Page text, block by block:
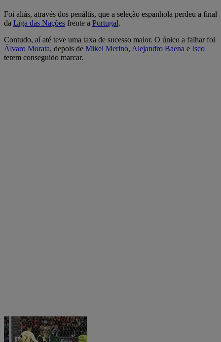
Foi aliás, através dos penáltis, que a seleção espanhola perdeu a final
da Liga das Nações frente a Portugal.
Contudo, aí até teve uma taxa de sucesso maior. O único a falhar foi
Álvaro Morata, depois de Mikel Merino, Alejandro Baena e Isco
terem conseguido marcar.